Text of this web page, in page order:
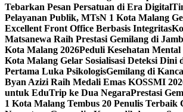
Tebarkan Pesan Persatuan di Era Digital
Pelayanan Publik, MTsN 1 Kota Malang
Excellent Front Office Berbasis Integritas
Matsanewa Raih Prestasi Gemilang di
Kota Malang 2026Peduli Kesehatan
Kota Malang Gelar Sosialisasi Deteksi Dini
Pertama Luka PsikologisGemilang di
Byan Azizi Raih Medali Emas KOSSMI
untuk EduTrip ke Dua NegaraPrestasi
1 Kota Malang Tembus 20 Penulis Terbaik